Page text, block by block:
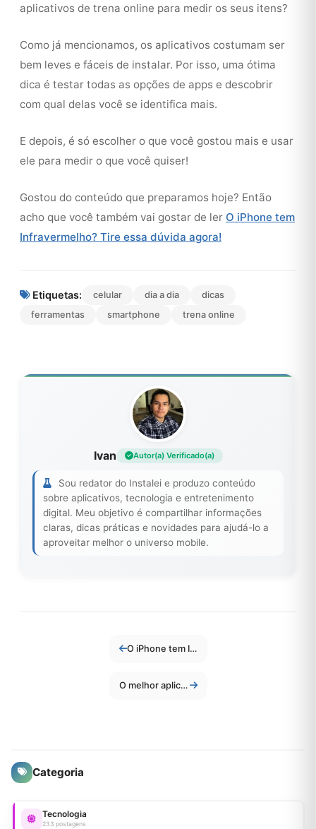
aplicativos de trena online para medir os seus itens?
Como já mencionamos, os aplicativos costumam ser
bem leves e fáceis de instalar. Por isso, uma ótima
dica é testar todas as opções de apps e descobrir
com qual delas você se identifica mais.
E depois, é só escolher o que você gostou mais e usar
ele para medir o que você quiser!
Gostou do conteúdo que preparamos hoje? Então
acho que você também vai gostar de ler O iPhone tem
Infravermelho? Tire essa dúvida agora!
Etiquetas: celular dia a dia
dicas
ferramentas
smartphone trena online
Ivan Autor(a) Verificado(a)
Sou redator do Instalei e produzo conteúdo
sobre aplicativos, tecnologia e entretenimento
digital. Meu objetivo é compartilhar informações
claras, dicas práticas e novidades para ajudá-lo a
aproveitar melhor o universo mobile.
O iPhone tem Infravermelho? Tire essa dúvida agora!
O melhor aplicativo para fazer convite online e gratuito
Categoria
Tecnologia
233 postagens